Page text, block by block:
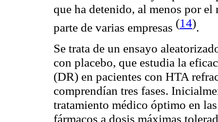
que ha detenido, al menos por
parte de varias empresas (14).
Se trata de un ensayo
con placebo, que estudia la
(DR) en pacientes con HTA
comprendían tres fases.
tratamiento médico óptimo en
fármacos a dosis máximas